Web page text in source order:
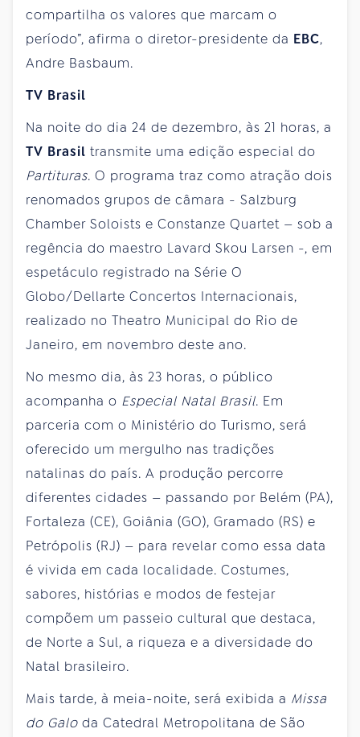
compartilha os valores que marcam o
período”, afirma o diretor-presidente da EBC,
Andre Basbaum.
TV Brasil
Na noite do dia 24 de dezembro, às 21 horas, a
TV Brasil transmite uma edição especial do
Partituras. O programa traz como atração dois
renomados grupos de câmara - Salzburg
Chamber Soloists e Constanze Quartet — sob a
regência do maestro Lavard Skou Larsen -, em
espetáculo registrado na Série O
Globo/Dellarte Concertos Internacionais,
realizado no Theatro Municipal do Rio de
Janeiro, em novembro deste ano.
No mesmo dia, às 23 horas, o público
acompanha o Especial Natal Brasil. Em
parceria com o Ministério do Turismo, será
oferecido um mergulho nas tradições
natalinas do país. A produção percorre
diferentes cidades — passando por Belém (PA),
Fortaleza (CE), Goiânia (GO), Gramado (RS) e
Petrópolis (RJ) — para revelar como essa data
é vivida em cada localidade. Costumes,
sabores, histórias e modos de festejar
compõem um passeio cultural que destaca,
de Norte a Sul, a riqueza e a diversidade do
Natal brasileiro.
Mais tarde, à meia-noite, será exibida a Missa
do Galo da Catedral Metropolitana de São